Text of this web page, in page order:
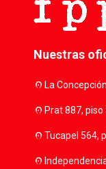
Nuestras
location_onLa
location_onPrat 887,
location_onTucapel 564,
location_on